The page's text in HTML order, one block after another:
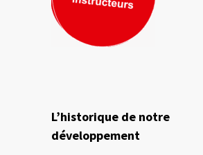
L’historique de notre
développement